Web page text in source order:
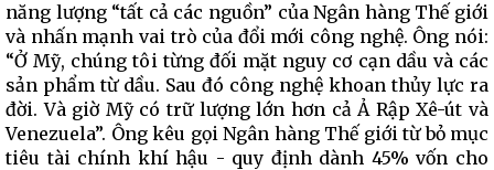
năng lượng “tất cả các nguồn” của Ngân hàng Thế giới
và nhấn mạnh vai trò của đổi mới công nghệ. Ông nói:
“Ở Mỹ, chúng tôi từng đối mặt nguy cơ cạn dầu và các
sản phẩm từ dầu. Sau đó công nghệ khoan thủy lực ra
đời. Và giờ Mỹ có trữ lượng lớn hơn cả Ả Rập Xê-út và
Venezuela”. Ông kêu gọi Ngân hàng Thế giới từ bỏ mục
tiêu tài chính khí hậu - quy định dành 45% vốn cho